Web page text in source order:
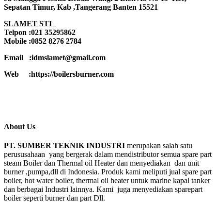
Sepatan Timur, Kab ,Tangerang Banten 15521
SLAMET STI
Telpon :021 35295862
Mobile :0852 8276 2784
Email :idmslamet@gmail.com
Web :https://boilersburner.com
About Us
PT. SUMBER TEKNIK INDUSTRI merupakan salah satu
perususahaan yang bergerak dalam mendistributor semua spare part
steam Boiler dan Thermal oil Heater dan menyediakan dan unit
burner ,pumpa,dll di Indonesia. Produk kami meliputi jual spare part
boiler, hot water boiler, thermal oil heater untuk marine kapal tanker
dan berbagai Industri lainnya. Kami juga menyediakan sparepart
boiler seperti burner dan part Dll.